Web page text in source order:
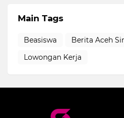
Main Tags
Beasiswa
Berita Aceh
Lowongan Kerja